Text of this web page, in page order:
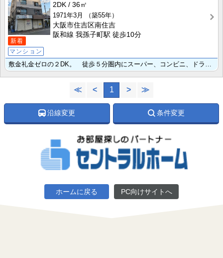
新着
マンション
2DK
36㎡
1971年3月
（築55年）
大阪市住吉区南住吉
阪和線 我孫子町駅 徒歩10分
敷金礼金ゼロの２DK。 徒歩５分圏内にスーパー、コンビニ、ドラッグストアがあって便利な立地です。 内･･･
≪ < 1 > ≫
沿線変更 条件変更
ホームに戻る PC向けサイトへ